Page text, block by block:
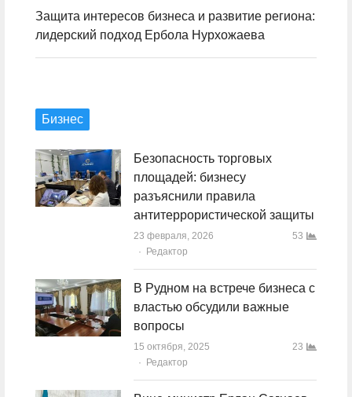
Защита интересов бизнеса и развитие региона:
лидерский подход Ербола Нурхожаева
Бизнес
Безопасность торговых
площадей: бизнесу
разъяснили правила
антитеррористической защиты
23 февраля, 2026
Author
Редактор
53
В Рудном на встрече бизнеса с
властью обсудили важные
вопросы
15 октября, 2025
Author
Редактор
23